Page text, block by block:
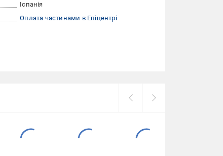
Іспанія
Оплата частинами в Епіцентрі